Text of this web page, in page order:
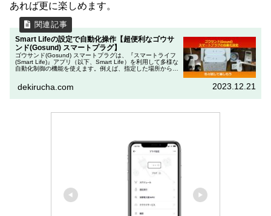
あれば更に楽しめます。
Smart Lifeの設定で自動化操作【超便利なゴウサ
ンド(Gosund) スマートプラグ】
ゴウサンド(Gosund) スマートプラグは、『スマートライフ
(Smart Life)』アプリ（以下、Smart Life）を利用して多様な
自動化制御の機能を使えます。例えば、指定した場所から出
dekirucha.com 2023.12.21